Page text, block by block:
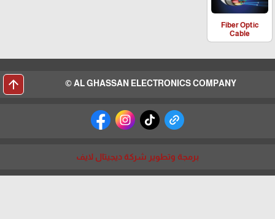
Fiber Optic
Cable
AL GHASSAN ELECTRONICS COMPANY ©
arrow_upward
برمجة وتطوير شركة ديجيتال لايف